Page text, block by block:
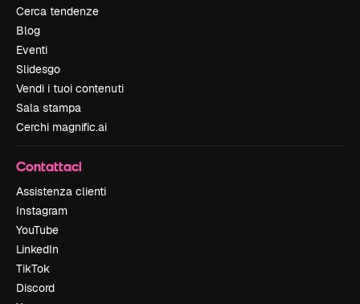
Cerca tendenze
Blog
Eventi
Slidesgo
Vendi i tuoi contenuti
Sala stampa
Cerchi magnific.ai
Contattaci
Assistenza clienti
Instagram
YouTube
LinkedIn
TikTok
Discord